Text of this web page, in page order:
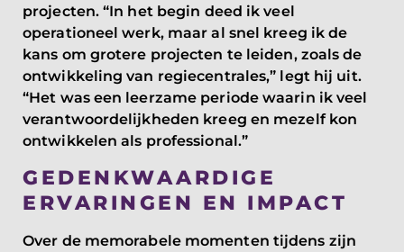
projecten. “In het begin deed ik veel
operationeel werk, maar al snel kreeg ik de
kans om grotere projecten te leiden, zoals de
ontwikkeling van regiecentrales,” legt hij uit.
“Het was een leerzame periode waarin ik veel
verantwoordelijkheden kreeg en mezelf kon
ontwikkelen als professional.”
GEDENKWAARDIGE
ERVARINGEN EN IMPACT
Over de memorabele momenten tijdens zijn